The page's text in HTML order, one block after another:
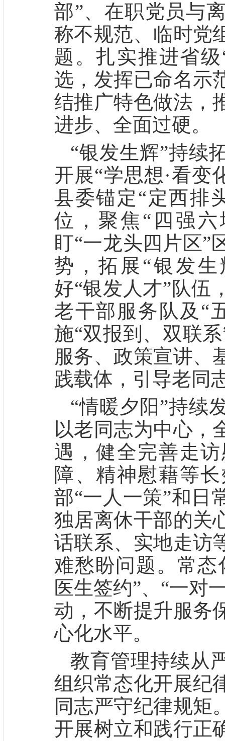
部”、在职党员与
称不规范、临时党
题。扎实推进省
选， 发挥已命名示
结推广特色做法，
进步、全面过硬。
“银发生辉”持续
开展“学思想·看变
县委锚定 “定西排
位，聚焦“四强
盯“一龙头四片区”
势，拓展 “银发
好“银发人才”队伍
老干部服务队及“
施“双报到、双联
服务、政策宣讲、
践载体，引导老同
“情暖夕阳”持续
以老同志为中心，
遇，健全完善走
障、精神慰藉等
部“一人一策”和日
独居离休干部的关
话联系、实地走访
难愁盼问题 。 常态
医生签约”、“一对
动，不断提升服务
心化水平。
教育管理持续从
组织常态化开展纪
同志严守纪律规矩
开展树立和践行正